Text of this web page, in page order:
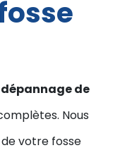
dépannage de
Nous
votre fosse